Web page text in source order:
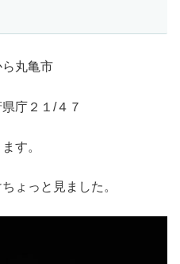
丸亀市
庁２１/４７
す。
ょっと見ました。